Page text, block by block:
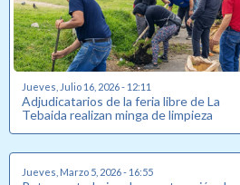
Jueves, Julio 16, 2026 - 12:11
Adjudicatarios de la feria libre de La
Tebaida realizan minga de limpieza
Jueves, Marzo 5, 2026 - 16:55